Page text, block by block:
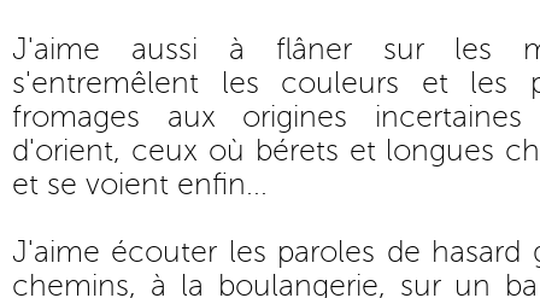
J'aime aussi à flâner sur les
s'entremêlent les couleurs et les
fromages aux origines incertaines
d'orient, ceux où bérets et longues
et se voient enfin...
J'aime écouter les paroles de hasard
chemins, à la boulangerie, sur un